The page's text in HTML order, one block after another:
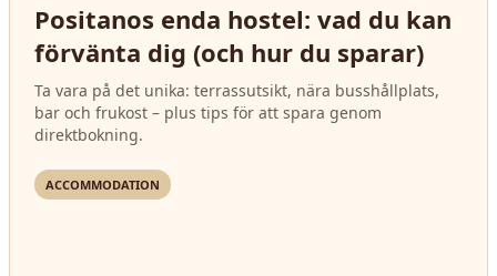
Positanos enda hostel: vad du kan
förvänta dig (och hur du sparar)
Ta vara på det unika: terrassutsikt, nära busshållplats,
bar och frukost – plus tips för att spara genom
direktbokning.
ACCOMMODATION